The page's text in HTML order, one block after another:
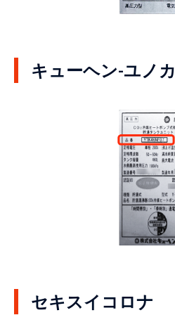
キューヘン-ユノカ
セキスイコロナ